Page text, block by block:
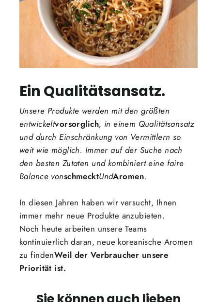
Ein Qualitätsansatz.
Unsere Produkte werden mit den größten
entwickeltvorsorglich, in einem Qualitätsansatz
und durch Einschränkung von Vermittlern so
weit wie möglich. Immer auf der Suche nach
den besten Zutaten und kombiniert eine faire
Balance vonschmecktUndAromen.
In diesen Jahren haben wir versucht, Ihnen
immer mehr neue Produkte anzubieten.
Noch heute arbeiten unsere Teams
kontinuierlich daran, neue koreanische Aromen
zu findenWeil der Verbraucher unsere
Priorität ist.